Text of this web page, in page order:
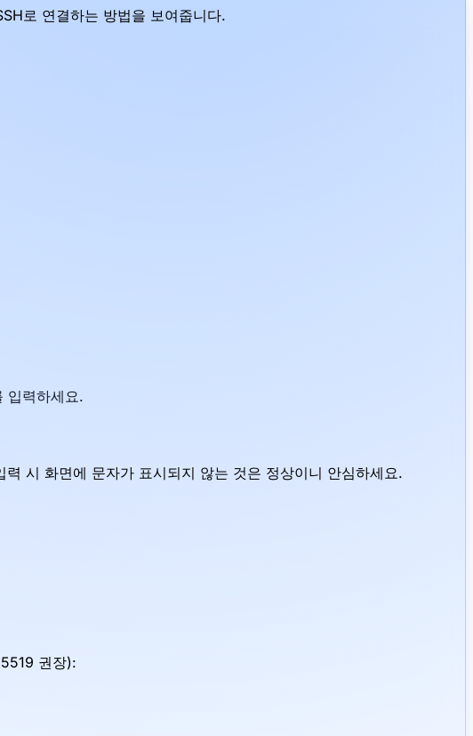
로 연결하는 방법을 보여줍니다.
입력하세요.
시 화면에 문자가 표시되지 않는 것은 정상이니 안심하세요.
권장):